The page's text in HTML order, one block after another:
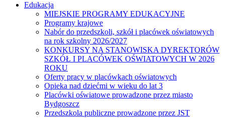
Edukacja
MIEJSKIE PROGRAMY EDUKACYJNE
Programy krajowe
Nabór do przedszkoli, szkół i placówek oświatowych
na rok szkolny 2026/2027
KONKURSY NA STANOWISKA DYREKTORÓW
SZKÓŁ I PLACÓWEK OŚWIATOWYCH W 2026
ROKU
Oferty pracy w placówkach oświatowych
Opieka nad dziećmi w wieku do lat 3
Placówki oświatowe prowadzone przez miasto
Bydgoszcz
Przedszkola publiczne prowadzone przez JST